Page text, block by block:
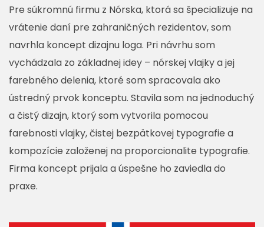
Pre súkromnú firmu z Nórska, ktorá sa špecializuje na
vrátenie daní pre zahraničných rezidentov, som
navrhla koncept dizajnu loga. Pri návrhu som
vychádzala zo základnej idey – nórskej vlajky a jej
farebného delenia, ktoré som spracovala ako
ústredný prvok konceptu. Stavila som na jednoduchý
a čistý dizajn, ktorý som vytvorila pomocou
farebnosti vlajky, čistej bezpätkovej typografie a
kompozície založenej na proporcionalite typografie.
Firma koncept prijala a úspešne ho zaviedla do
praxe.